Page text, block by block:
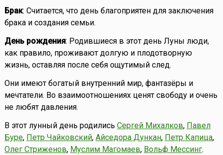
Брак: Считается, что день благоприятен для заключения
брака и создания семьи.
День рождения: Родившиеся в этот день Луны люди,
как правило, проживают долгую и плодотворную
жизнь, оставляя после себя ощутимый след.
Они имеют богатый внутренний мир, фантазёры и
мечтатели. Во взаимоотношениях ценят свободу и очень
не любят давления.
В этот лунный день родились Сергей Михалков, Павел
Буре, Петр Чайковский, Айседора Дункан, Петр Капица,
Олег Стриженов, Муслим Магомаев, Вольф Мессинг.